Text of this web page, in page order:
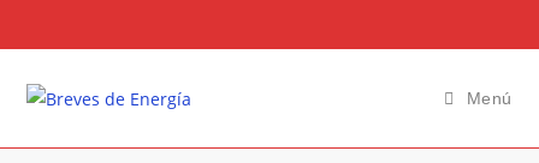
Menú